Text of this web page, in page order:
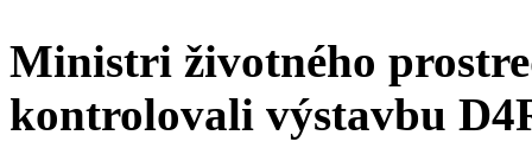
Ministri životného
kontrolovali výstavbu